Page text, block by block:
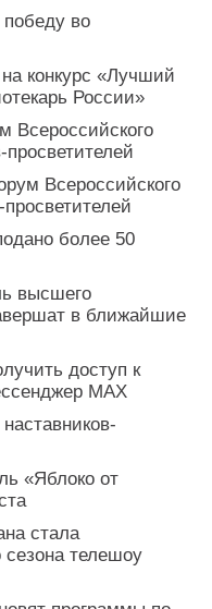
во
конкурс «Лучший
России»
Всероссийского
Всероссийского
более 50
высшего
в ближайшие
доступ к
MAX
«Яблоко от
стала
сезона телешоу